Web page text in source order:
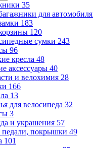
35
для автомобиля
183
120
сумки 243
96
кресла 48
аксессуары 40
и велохимия 28
166
13
для велосипеда 32
3
и украшения 57
педали, покрышки 49
101